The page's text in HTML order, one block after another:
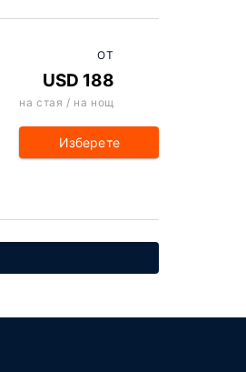
ОТ
USD 188
на стая / на нощ
Изберете